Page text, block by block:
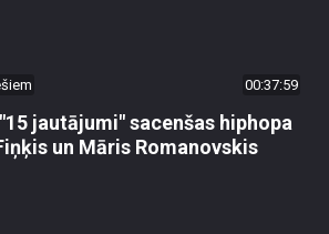
00:37:59
jautājumi" sacenšas hiphopa
un Māris Romanovskis